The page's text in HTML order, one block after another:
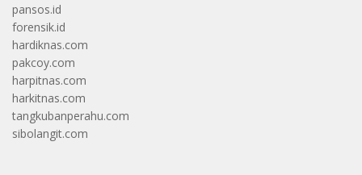
pansos.id
forensik.id
hardiknas.com
pakcoy.com
harpitnas.com
harkitnas.com
tangkubanperahu.com
sibolangit.com